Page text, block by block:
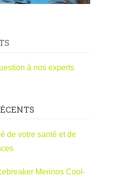
à nos experts
de votre santé et de
Merinos Cool-